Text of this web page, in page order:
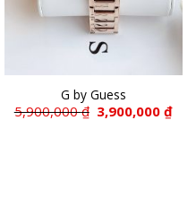
G by Guess
5,900,000₫ Giá
gốc
3,900,000₫Giá